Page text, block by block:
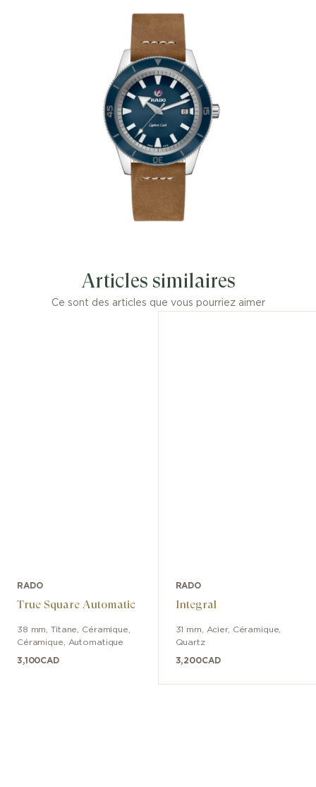
Articles similaires
Ce sont des articles que vous pourriez aimer
RADO
True Square Automatic
38 mm ,Titane, Céramique
Céramique
Automatique
3,100CAD
RADO
Integral
31 mm Acier, Céramique
Quartz
3,200CAD